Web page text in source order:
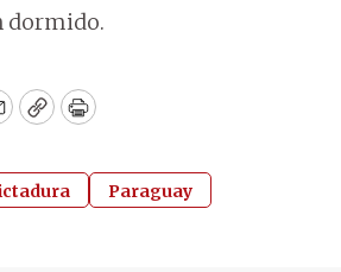
dormido.
CopyPrint
Paraguay